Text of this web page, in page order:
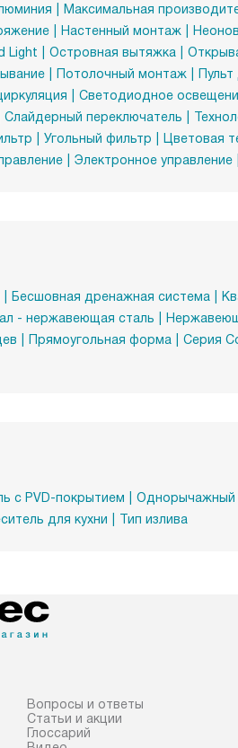
Максимальная
Настенный монтаж
Light Островная вытяжка
Потолочный монтаж
Светодиодное
Слайдерный переключатель
Угольный фильтр Цветовая
Электронное управление
Бесшовная дренажная система
- нержавеющая сталь
Прямоугольная форма Серия
с PVD-покрытием Однорычажный
для кухни Тип излива
Вопросы и ответы
Статьи и акции
Глоссарий